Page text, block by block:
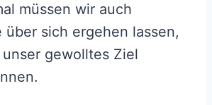
müssen wir auch
über sich ergehen lassen,
gewolltes Ziel